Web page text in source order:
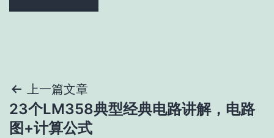
文
章
上一篇文章
23个LM358典型经典电路讲解，电路
图+计算公式